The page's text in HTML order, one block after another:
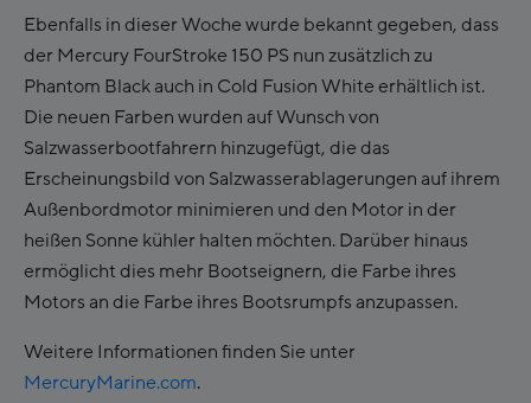
Ebenfalls in dieser Woche wurde bekannt gegeben, dass
der Mercury FourStroke 150 PS nun zusätzlich zu
Phantom Black auch in Cold Fusion White erhältlich ist.
Die neuen Farben wurden auf Wunsch von
Salzwasserbootfahrern hinzugefügt, die das
Erscheinungsbild von Salzwasserablagerungen auf ihrem
Außenbordmotor minimieren und den Motor in der
heißen Sonne kühler halten möchten. Darüber hinaus
ermöglicht dies mehr Bootseignern, die Farbe ihres
Motors an die Farbe ihres Bootsrumpfs anzupassen.
Weitere Informationen finden Sie unter
MercuryMarine.com.